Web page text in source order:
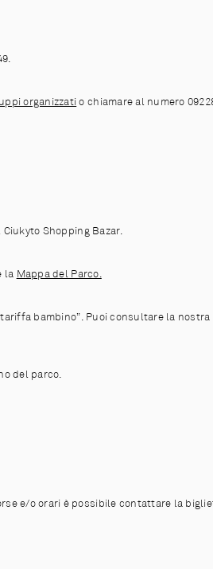
organizzati o chiamare al numero
Shopping Bazar.
la Mappa del Parco.
bambino”. Puoi consultare la nostra
del parco.
e/o orari è possibile contattare la